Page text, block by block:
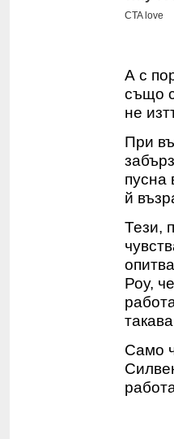
А с
също
не
При
пусна
й
Тези,
Роу,
Само